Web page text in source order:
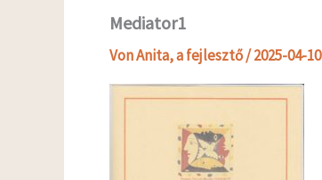
Mediator1
VonAnita, a fejlesztő/2025-04-10